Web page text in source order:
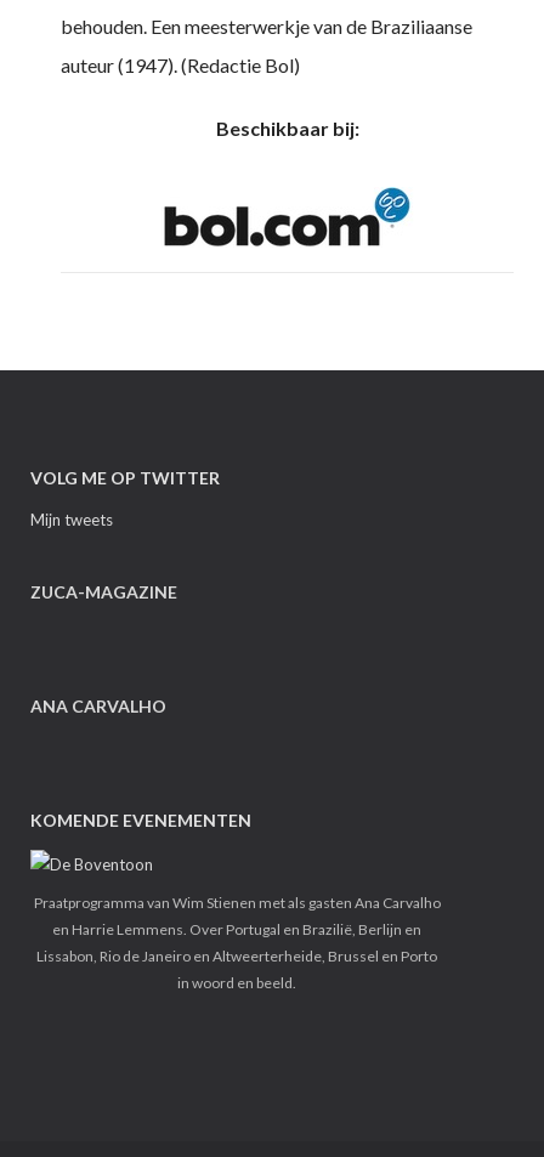
behouden. Een meesterwerkje van de Braziliaanse
auteur (1947). (Redactie Bol)
Beschikbaar bij:
VOLG ME OP TWITTER
Mijn tweets
ZUCA-MAGAZINE
ANA CARVALHO
KOMENDE EVENEMENTEN
Praatprogramma van Wim Stienen met als gasten Ana Carvalho
en Harrie Lemmens. Over Portugal en Brazilië, Berlijn en
Lissabon, Rio de Janeiro en Altweerterheide, Brussel en Porto
in woord en beeld.